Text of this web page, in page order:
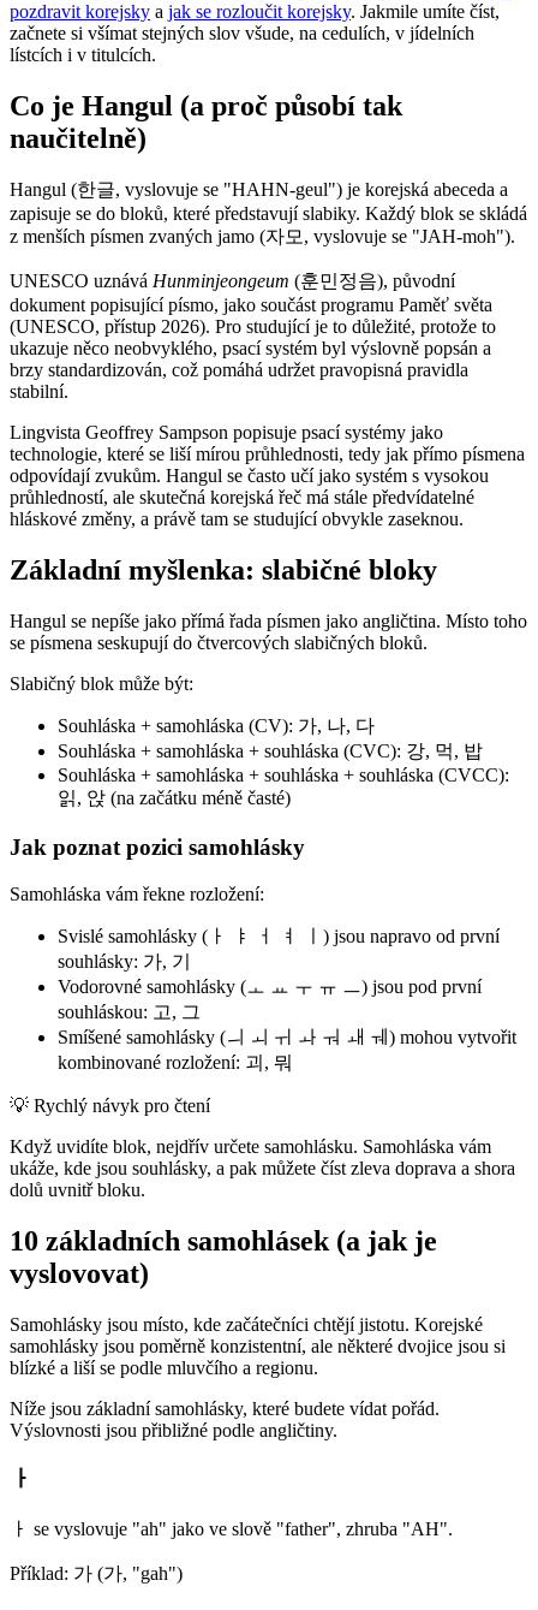
pozdravit korejsky a jak se rozloučit korejsky. Jakmile umíte číst,
začnete si všímat stejných slov všude, na cedulích, v jídelních
lístcích i v titulcích.
Co je Hangul (a proč působí tak
naučitelně)
Hangul (한글, vyslovuje se "HAHN-geul") je korejská abeceda a
zapisuje se do bloků, které představují slabiky. Každý blok se skládá
z menších písmen zvaných jamo (자모, vyslovuje se "JAH-moh").
UNESCO uznává Hunminjeongeum (훈민정음), původní
dokument popisující písmo, jako součást programu Paměť světa
(UNESCO, přístup 2026). Pro studující je to důležité, protože to
ukazuje něco neobvyklého, psací systém byl výslovně popsán a
brzy standardizován, což pomáhá udržet pravopisná pravidla
stabilní.
Lingvista Geoffrey Sampson popisuje psací systémy jako
technologie, které se liší mírou průhlednosti, tedy jak přímo písmena
odpovídají zvukům. Hangul se často učí jako systém s vysokou
průhledností, ale skutečná korejská řeč má stále předvídatelné
hláskové změny, a právě tam se studující obvykle zaseknou.
Základní myšlenka: slabičné bloky
Hangul se nepíše jako přímá řada písmen jako angličtina. Místo toho
se písmena seskupují do čtvercových slabičných bloků.
Slabičný blok může být:
Souhláska + samohláska (CV): 가, 나, 다
Souhláska + samohláska + souhláska (CVC): 강, 먹, 밥
Souhláska + samohláska + souhláska + souhláska (CVCC):
읽, 앉 (na začátku méně časté)
Jak poznat pozici samohlásky
Samohláska vám řekne rozložení:
Svislé samohlásky (ㅏ ㅑ ㅓ ㅕ ㅣ) jsou napravo od první
souhlásky: 가, 기
Vodorovné samohlásky (ㅗ ㅛ ㅜ ㅠ ㅡ) jsou pod první
souhláskou: 고, 그
Smíšené samohlásky (ㅢ ㅚ ㅟ ㅘ ㅝ ㅙ ㅞ) mohou vytvořit
kombinované rozložení: 괴, 뭐
💡 Rychlý návyk pro čtení
Když uvidíte blok, nejdřív určete samohlásku. Samohláska vám
ukáže, kde jsou souhlásky, a pak můžete číst zleva doprava a shora
dolů uvnitř bloku.
10 základních samohlásek (a jak je
vyslovovat)
Samohlásky jsou místo, kde začátečníci chtějí jistotu. Korejské
samohlásky jsou poměrně konzistentní, ale některé dvojice jsou si
blízké a liší se podle mluvčího a regionu.
Níže jsou základní samohlásky, které budete vídat pořád.
Výslovnosti jsou přibližné podle angličtiny.
ㅏ
ㅏ se vyslovuje "ah" jako ve slově "father", zhruba "AH".
Příklad: 가 (가, "gah")